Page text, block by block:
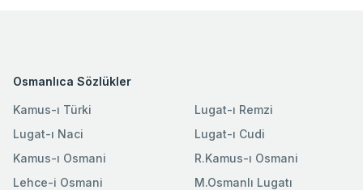
Osmanlıca Sözlükler
Kamus-ı Türki
Lugat-ı Naci
Kamus-ı Osmani
Lehce-i Osmani
Lugat-ı Remzi
Lugat-ı Cudi
R.Kamus-ı Osmani
M.Osmanlı Lugatı